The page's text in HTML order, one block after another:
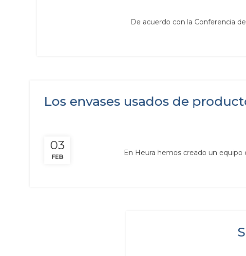
De acuerdo con la Conferencia
03
FEB
Los envases usados de
En Heura hemos creado un